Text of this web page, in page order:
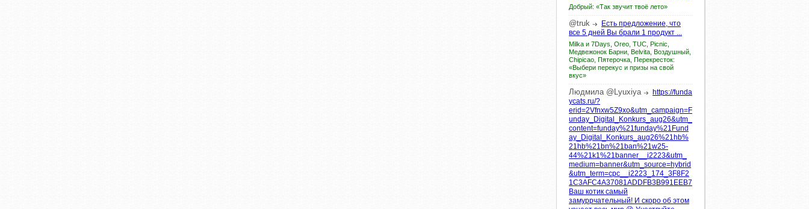
Добрый: «Так звучит твоё лето»
@truk
Есть предложение, что
все 5 дней Вы брали 1 продукт ...
Milka и 7Days, Oreo, TUC, Picnic,
Медвежонок Барни, Belvita, Воздушный,
Chipicao, Пятерочка, Перекресток:
«Выбери перекус и призы на свой
вкус»
Людмила @Lyuxiya
https://funda
ycats.ru/?
erid=2Vfnxw5Z9xo&utm_campaign=F
unday_Digital_Konkurs_aug26&utm_
content=funday%21funday%21Fund
ay_Digital_Konkurs_aug26%21hb%
21hb%21bn%21ban%21w25-
44%21k1%21banner__i2223&utm_
medium=banner&utm_source=hybrid
&utm_term=cpc__i2223_174_3F8F2
1C3AFC4A37081ADDFB3B991EEB7
Ваш котик самый
замуррчательный! И скоро об этом